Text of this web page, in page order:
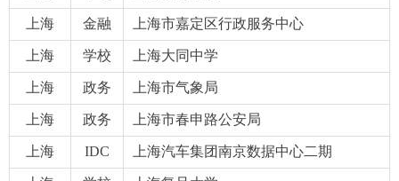
上海 金融 上海市嘉定区行政服务中心
上海 学校 上海大同中学
上海 政务 上海市气象局
上海 政务 上海市春申路公安局
上海 IDC 上海汽车集团南京数据中心二期